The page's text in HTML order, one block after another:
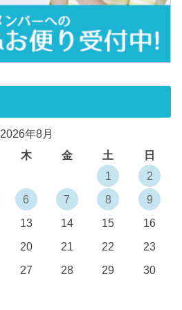
2026年8月
木 金 土
日
1
2
6 7 8
9
13 14 15
16
20 21 22
23
27 28 29
30